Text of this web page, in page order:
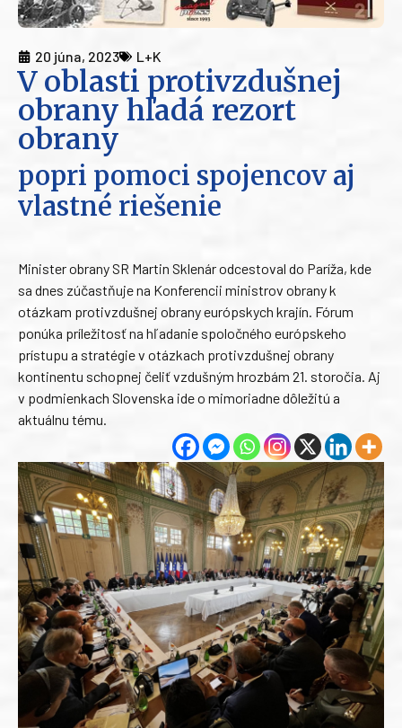
20 júna, 2023 L+K
V oblasti protivzdušnej
obrany hľadá rezort
obrany
popri pomoci spojencov aj
vlastné riešenie
Minister obrany SR Martin Sklenár odcestoval do Paríža, kde
sa dnes zúčastňuje na Konferencii ministrov obrany k
otázkam protivzdušnej obrany európskych krajín. Fórum
ponúka príležitosť na hľadanie spoločného európskeho
prístupu a stratégie v otázkach protivzdušnej obrany
kontinentu schopnej čeliť vzdušným hrozbám 21. storočia. Aj
v podmienkach Slovenska ide o mimoriadne dôležitú a
aktuálnu tému.